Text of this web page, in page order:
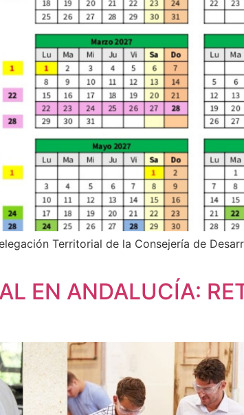
Territorial de la Consejería de
EN ANDALUCÍA: